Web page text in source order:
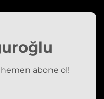
hemen abone ol!